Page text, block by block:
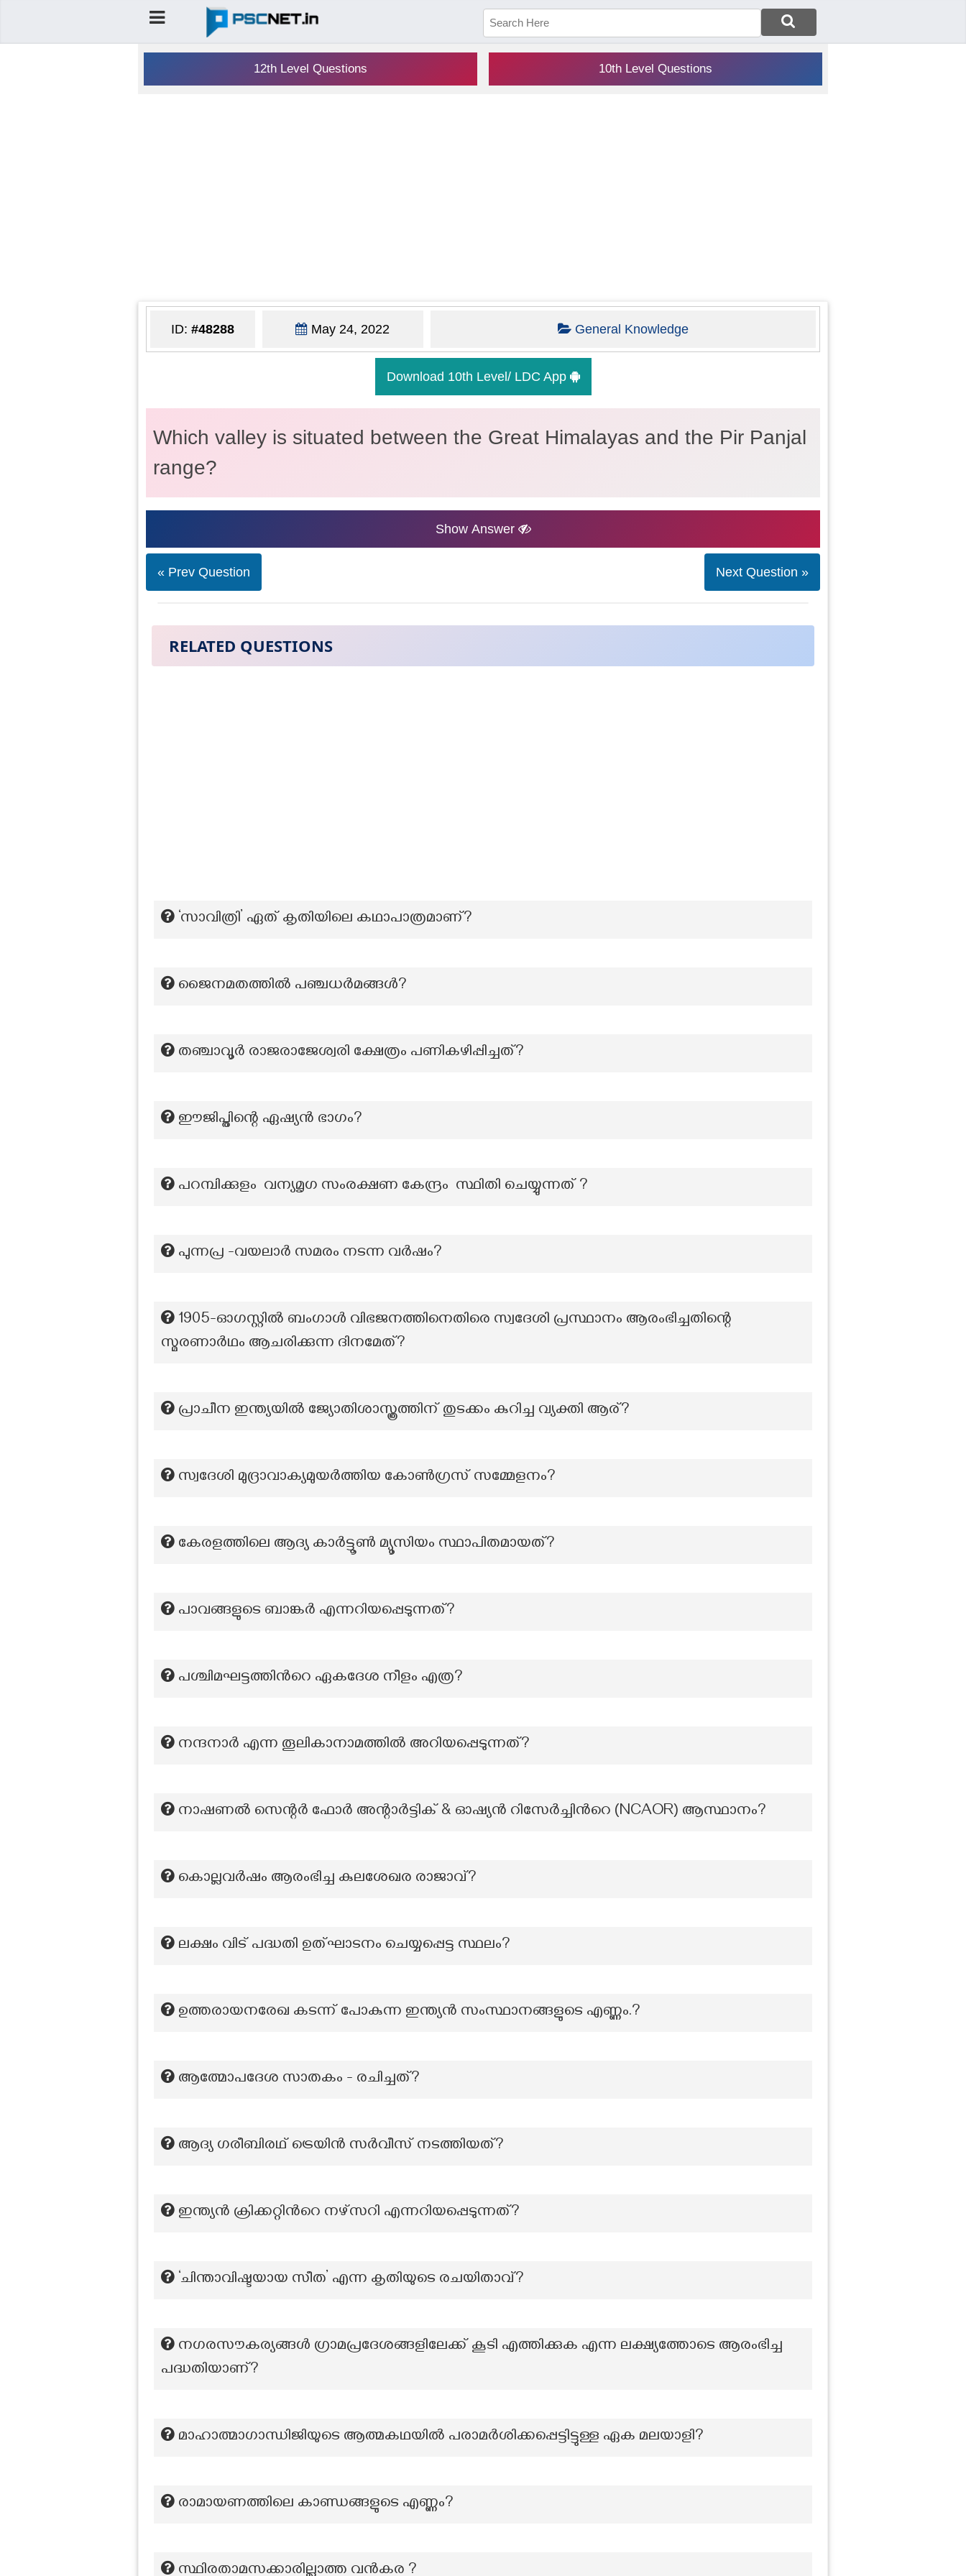
12th Level Questions 10th Level Questions
ID: #48288 May 24, 2022 General Knowledge
Download 10th Level/ LDC App
Which valley is situated between the Great Himalayas and the Pir Panjal
range?
Show Answer
« Prev Question Next Question »
RELATED QUESTIONS
‘സാവിത്രി’ ഏത് കൃതിയിലെ കഥാപാത്രമാണ്?
ജൈനമതത്തിൽ പഞ്ചധർമങ്ങൾ?
തഞ്ചാവൂർ രാജരാജേശ്വരി ക്ഷേത്രം പണികഴിപ്പിച്ചത്?
ഈജിപ്തിന്റെ ഏഷ്യൻ ഭാഗം?
പറമ്പിക്കുളം വന്യമൃഗ സംരക്ഷണ കേന്ദ്രം സ്ഥിതി ചെയ്യുന്നത് ?
പുന്നപ്ര -വയലാർ സമരം നടന്ന വർഷം?
1905-ഓഗസ്റ്റിൽ ബംഗാൾ വിഭജനത്തിനെതിരെ സ്വദേശി പ്രസ്ഥാനം ആരംഭിച്ചതിന്റെ
സ്മരണാർഥം ആചരിക്കുന്ന ദിനമേത്?
പ്രാചീന ഇന്ത്യയില്‍ ജ്യോതിശാസ്ത്രത്തിന് തുടക്കം കുറിച്ച വ്യക്തി ആര്?
സ്വദേശി മുദ്രാവാക്യമുയർത്തിയ കോൺഗ്രസ് സമ്മേളനം?
കേരളത്തിലെ ആദ്യ കാര്‍ട്ടൂണ്‍ മ്യൂസിയം സ്ഥാപിതമായത്?
പാവങ്ങളുടെ ബാങ്കർ എന്നറിയപ്പെടുന്നത്?
പശ്ചിമഘട്ടത്തിന്‍റെ ഏകദേശ നീളം എത്ര?
നന്ദനാര്‍ എന്ന തൂലികാനാമത്തില്‍ അറിയപ്പെടുന്നത്?
നാഷണൽ സെന്റർ ഫോർ അന്റാർട്ടിക് & ഓഷ്യൻ റിസേർച്ചിന്‍റെ (NCAOR) ആസ്ഥാനം?
കൊല്ലവർഷം ആരംഭിച്ച കുലശേഖര രാജാവ്?
ലക്ഷം വിട് പദ്ധതി ഉത്ഘാടനം ചെയ്യപ്പെട്ട സ്ഥലം?
ഉത്തരായനരേഖ കടന്ന്‌ പോകുന്ന ഇന്ത്യൻ സംസ്ഥാനങ്ങളുടെ എണ്ണം.?
ആത്മോപദേശ സാതകം - രചിച്ചത്?
ആദ്യ ഗരീബിരഥ് ട്രെയിൻ സർവീസ് നടത്തിയത്?
ഇന്ത്യൻ ക്രിക്കറ്റിൻറെ നഴ്‌സറി എന്നറിയപ്പെടുന്നത്?
‘ചിന്താവിഷ്ടയായ സീത’ എന്ന കൃതിയുടെ രചയിതാവ്?
നഗരസൗകര്യങ്ങള്‍ ഗ്രാമപ്രദേശങ്ങളിലേക്ക് കൂടി എത്തിക്കുക എന്ന ലക്ഷ്യത്തോടെ ആരംഭിച്ച
പദ്ധതിയാണ്?
മാഹാത്മാഗാന്ധിജിയുടെ ആത്മകഥയില്‍ പരാമര്‍ശിക്കപ്പെട്ടിട്ടുള്ള ഏക മലയാളി?
രാമായണത്തിലെ കാണ്ഡങ്ങളുടെ എണ്ണം?
സ്ഥിരതാമസക്കാരില്ലാത്ത വൻകര ?